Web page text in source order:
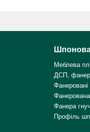
Меблева
ДСП,
Фанера
Профіль